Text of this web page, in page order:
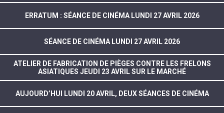
ERRATUM : SÉANCE DE CINÉMA LUNDI 27 AVRIL 2026
SÉANCE DE CINÉMA LUNDI 27 AVRIL 2026
ATELIER DE FABRICATION DE PIÈGES CONTRE LES FRELONS
ASIATIQUES JEUDI 23 AVRIL SUR LE MARCHÉ
AUJOURD’HUI LUNDI 20 AVRIL, DEUX SÉANCES DE CINÉMA